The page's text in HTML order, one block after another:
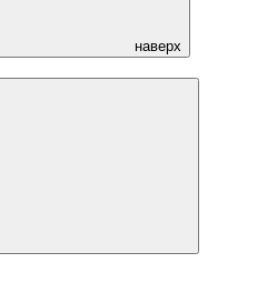
наверх